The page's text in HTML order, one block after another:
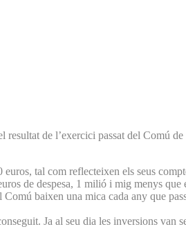
de l’exercici passat del Comú
tal com reflecteixen els seus
de despesa, 1 milió i mig menys
baixen una mica cada any que
Ja al seu dia les inversions van